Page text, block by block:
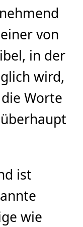
von
in der
wird,
Worte
ist
wie